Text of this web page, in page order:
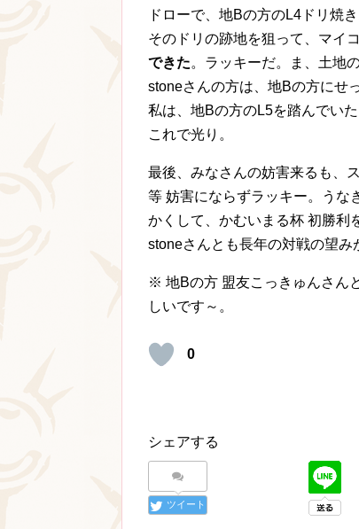
ドローで、地Bの方のL4ドリ焼き
そのドリの跡地を狙って、マイ
できた。ラッキーだ。ま、土地
stoneさんの方は、地Bの方にせ
私は、地Bの方のL5を踏んでい
これで光り。
最後、みなさんの妨害来るも、
等 妨害にならずラッキー。うな
かくして、かむいまる杯 初勝利
stoneさんとも長年の対戦の望
※ 地Bの方 盟友こっきゅんさん
しいです～。
0
シェアする
ツイート